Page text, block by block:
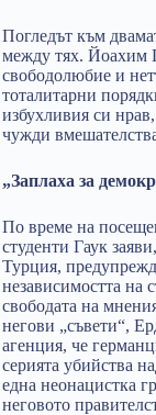
Погледът към
между тях. Йоахим
свободолюбие и
тоталитарни
избухливия си
чужди
„Заплаха за
По време на
студенти Гаук
Турция,
независимостта на
свободата на
негови „съвети“,
агенция, че
серията убийства
една неонацистка
неговото